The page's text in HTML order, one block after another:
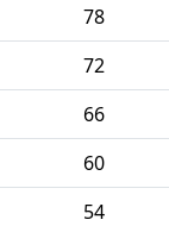
78
72
66
60
54